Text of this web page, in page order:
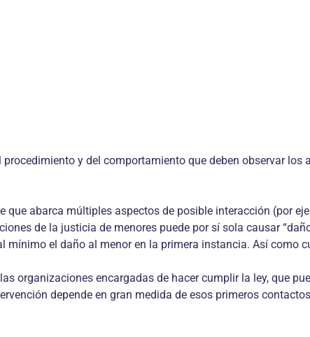
y del comportamiento que deben observar
abarca múltiples aspectos de posible interacción (por
de la justicia de menores puede por sí sola causar
mínimo el daño al menor en la primera instancia. Así como
organizaciones encargadas de hacer cumplir la ley, que
depende en gran medida de esos primeros